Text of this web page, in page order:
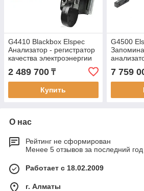
G4410 Blackbox Elspec
Анализатор - регистратор
качества электроэнергии
В реестре РК
2 489 700 ₸
Купить
G4500
7 759
О нас
Рейтинг не сформирован
Менее 5 отзывов за последний год
Работает с 18.02.2009
г. Алматы